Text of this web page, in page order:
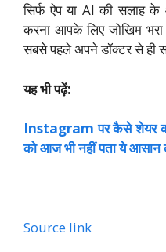
सिर्फ ऐप या AI की सलाह
करना आपके लिए जोखिम भरा
सबसे पहले अपने डॉक्टर से ही
यह भी पढ़ें:
Instagram पर कैसे शेयर
को आज भी नहीं पता ये आसान
Source link